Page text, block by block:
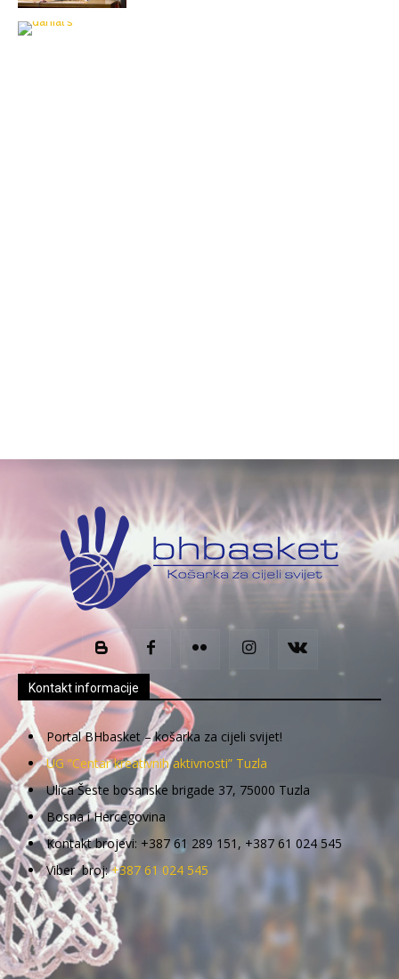
Kontakt informacije
Portal BHbasket – košarka za cijeli svijet!
UG “Centar kreativnih aktivnosti” Tuzla
Ulica Šeste bosanske brigade 37, 75000 Tuzla
Bosna i Hercegovina
Kontakt brojevi: +387 61 289 151, +387 61 024 545
Viber broj:+387 61 024 545